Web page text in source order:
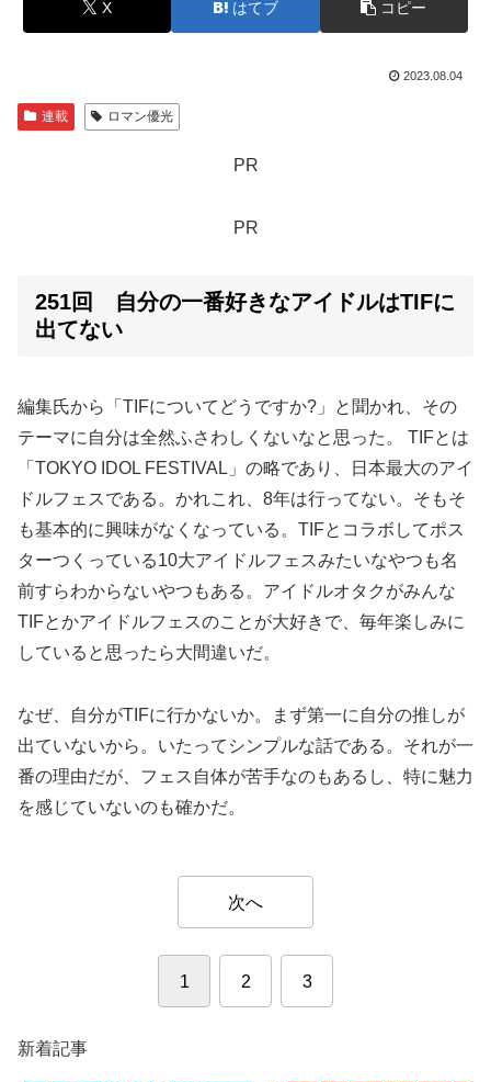
X はてブ コピー
2023.08.04
連載 ロマン優光
PR
PR
251回 自分の一番好きなアイドルはTIFに
出てない
編集氏から「TIFについてどうですか?」と聞かれ、その
テーマに自分は全然ふさわしくないなと思った。 TIFとは
「TOKYO IDOL FESTIVAL」の略であり、日本最大のアイ
ドルフェスである。かれこれ、8年は行ってない。そもそ
も基本的に興味がなくなっている。TIFとコラボしてポス
ターつくっている10大アイドルフェスみたいなやつも名
前すらわからないやつもある。アイドルオタクがみんな
TIFとかアイドルフェスのことが大好きで、毎年楽しみに
していると思ったら大間違いだ。
なぜ、自分がTIFに行かないか。まず第一に自分の推しが
出ていないから。いたってシンプルな話である。それが一
番の理由だが、フェス自体が苦手なのもあるし、特に魅力
を感じていないのも確かだ。
次へ
1 2 3
新着記事